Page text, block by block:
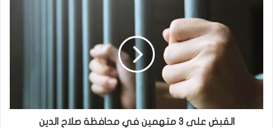
صلاح
القبض على 3 متهمين في محافظة صلاح الدين